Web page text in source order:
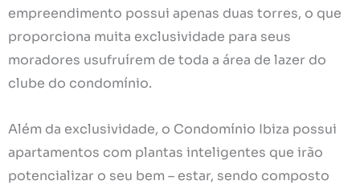
empreendimento possui apenas duas torres, o que
proporciona muita exclusividade para seus
moradores usufruírem de toda a área de lazer do
clube do condomínio.
Além da exclusividade, o Condomínio Ibiza possui
apartamentos com plantas inteligentes que irão
potencializar o seu bem – estar, sendo composto